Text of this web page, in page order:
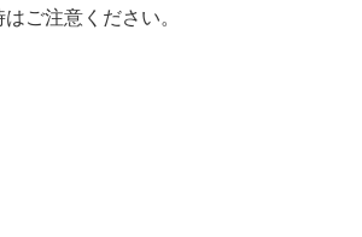
ご注意ください。